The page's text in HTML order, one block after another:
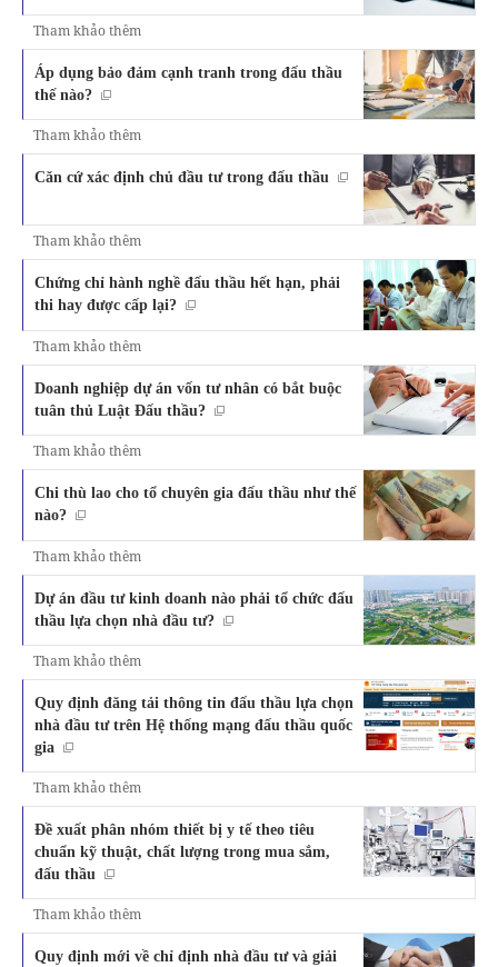
Tham khảo thêm
Áp dụng bảo đảm cạnh tranh trong đấu thầu
thế nào?
Tham khảo thêm
Căn cứ xác định chủ đầu tư trong đấu thầu
Tham khảo thêm
Chứng chỉ hành nghề đấu thầu hết hạn, phải
thi hay được cấp lại?
Tham khảo thêm
Doanh nghiệp dự án vốn tư nhân có bắt buộc
tuân thủ Luật Đấu thầu?
Tham khảo thêm
Chi thù lao cho tổ chuyên gia đấu thầu như thế
nào?
Tham khảo thêm
Dự án đầu tư kinh doanh nào phải tổ chức đấu
thầu lựa chọn nhà đầu tư?
Tham khảo thêm
Quy định đăng tải thông tin đấu thầu lựa chọn
nhà đầu tư trên Hệ thống mạng đấu thầu quốc
gia
Tham khảo thêm
Đề xuất phân nhóm thiết bị y tế theo tiêu
chuẩn kỹ thuật, chất lượng trong mua sắm,
đấu thầu
Tham khảo thêm
Quy định mới về chỉ định nhà đầu tư và giải